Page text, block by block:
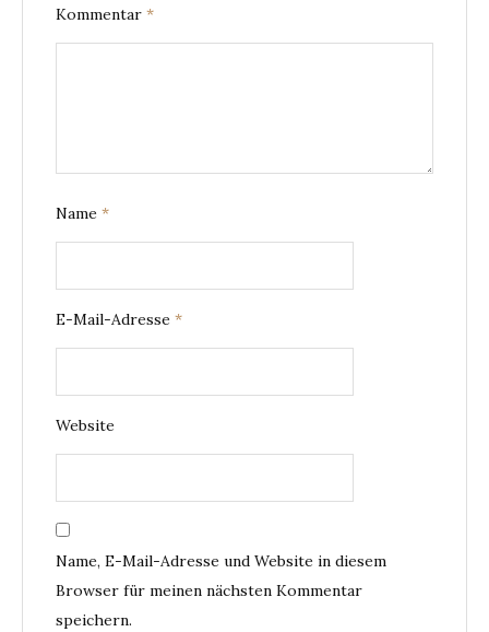
Kommentar *
Name *
E-Mail-Adresse *
Website
Name, E-Mail-Adresse und Website in diesem
Browser für meinen nächsten Kommentar
speichern.